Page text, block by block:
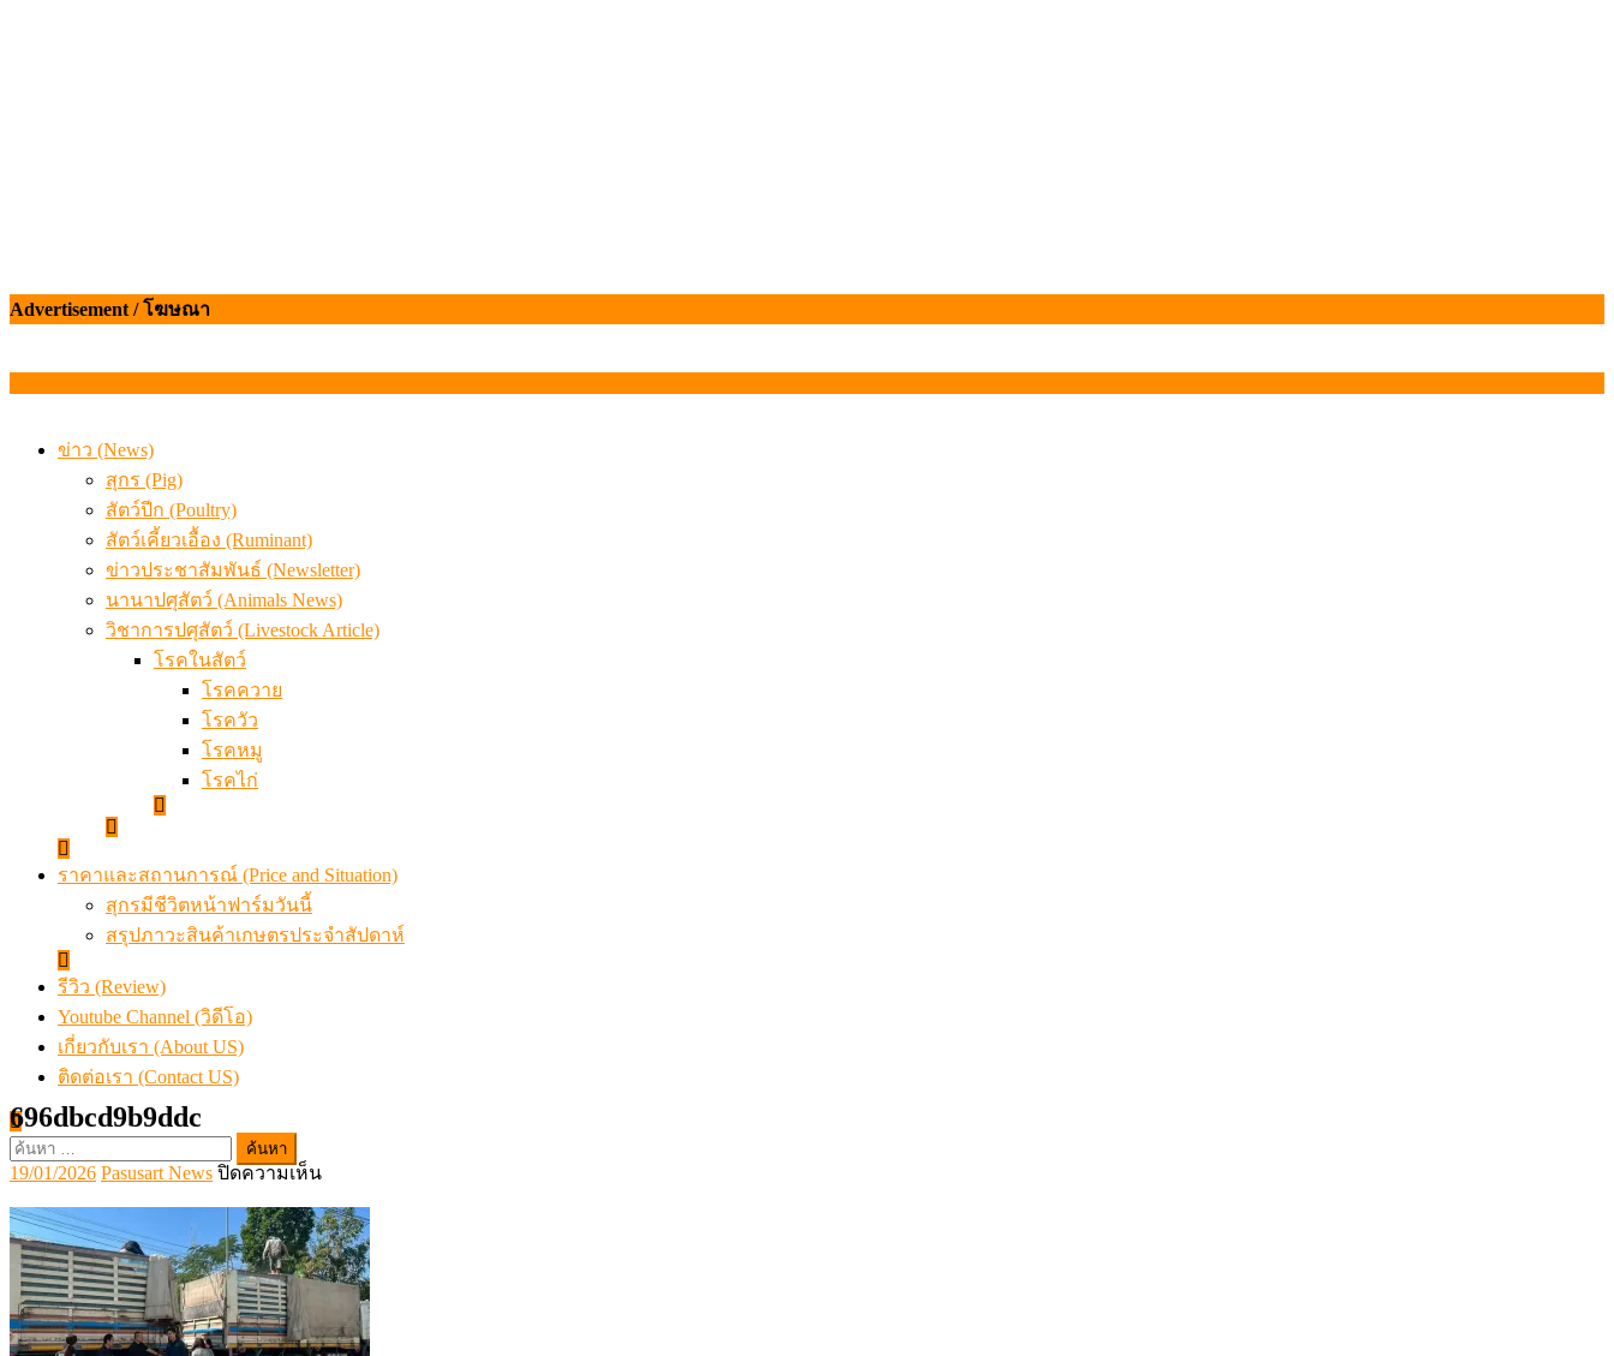
Advertisement / โฆษณา
ข่าว (News)
สุกร (Pig)
สัตว์ปีก (Poultry)
สัตว์เคี้ยวเอื้อง (Ruminant)
ข่าวประชาสัมพันธ์ (Newsletter)
นานาปศุสัตว์ (Animals News)
วิชาการปศุสัตว์ (Livestock Article)
โรคในสัตว์
โรคควาย
โรควัว
โรคหมู
โรคไก่
ราคาและสถานการณ์ (Price and Situation)
สุกรมีชีวิตหน้าฟาร์มวันนี้
สรุปภาวะสินค้าเกษตรประจำสัปดาห์
รีวิว (Review)
Youtube Channel (วิดีโอ)
เกี่ยวกับเรา (About US)
ติดต่อเรา (Contact US)
ค้นหา
สำหรับ:
696dbcd9b9ddc
Posted
on
19/01/2026Author
Pasusart News ปิดความเห็นบน